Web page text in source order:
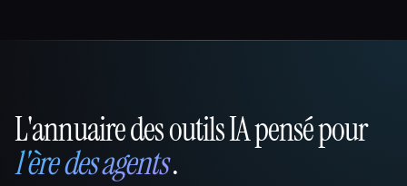
That AI Collection
L'annuaire des outils IA pensé pour
l'ère des agents.